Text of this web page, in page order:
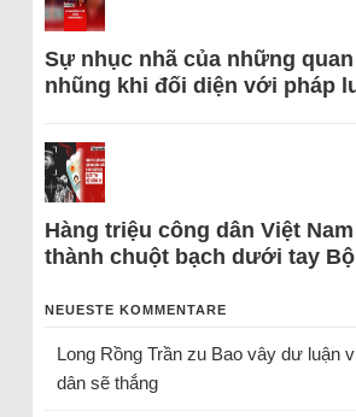
Sự nhục nhã của những
nhũng khi đối diện với pháp
Hàng triệu công dân Việt
thành chuột bạch dưới tay
NEUESTE KOMMENTARE
Long Rồng Trầnzu Bao vây dư luận
dân sẽ thắng